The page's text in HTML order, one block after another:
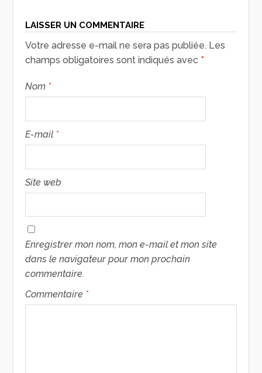
LAISSER UN COMMENTAIRE
Votre adresse e-mail ne sera pas publiée. Les
champs obligatoires sont indiqués avec *
Nom *
E-mail *
Site web
Enregistrer mon nom, mon e-mail et mon site
dans le navigateur pour mon prochain
commentaire.
Commentaire *